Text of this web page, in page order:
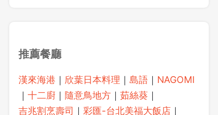
推薦餐廳
漢來海港 ｜ 欣葉日本料理 ｜島語 ｜ NAGOMI
｜十二廚 ｜隨意鳥地方 ｜茹絲葵 ｜
吉兆割烹壽司 ｜彩匯-台北美福大飯店 ｜